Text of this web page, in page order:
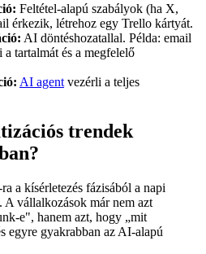
Feltétel-alapú szabályok (ha X,
érkezik, létrehoz egy Trello kártyát.
AI döntéshozatallal. Példa: email
tartalmát és a megfelelő
AI agent vezérli a teljes
trendek
a kísérletezés fázisából a napi
A vállalkozások már nem azt
e", hanem azt, hogy „mit
gyakrabban az AI-alapú